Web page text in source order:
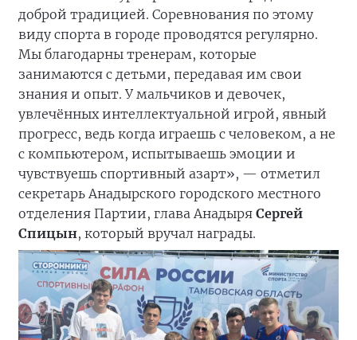
доброй традицией. Соревнования по этому
виду спорта в городе проводятся регулярно.
Мы благодарны тренерам, которые
занимаются с детьми, передавая им свои
знания и опыт. У мальчиков и девочек,
увлечённых интеллектуальной игрой, явный
прогресс, ведь когда играешь с человеком, а не
с компьютером, испытываешь эмоции и
чувствуешь спортивный азарт», — отметил
секретарь Анадырского городского местного
отделения Партии, глава Анадыря Сергей
Спицын, который вручал награды.